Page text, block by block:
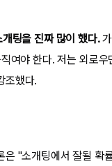
팅을 진짜 많이 했다.가
여야 한다. 저는 외로
조했다.
은 "소개팅에서 잘될